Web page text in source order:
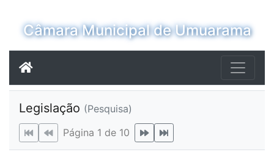
Câmara Municipal de Umuarama
Legislação (Pesquisa)
Página 1 de 10